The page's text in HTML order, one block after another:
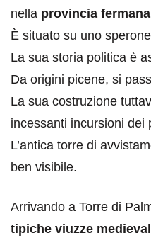
nella provincia fermana
È situato su uno
La sua storia politica è
Da origini picene, si
La sua costruzione
incessanti incursioni dei
L’antica torre di
ben visibile.
Arrivando a Torre di
tipiche viuzze